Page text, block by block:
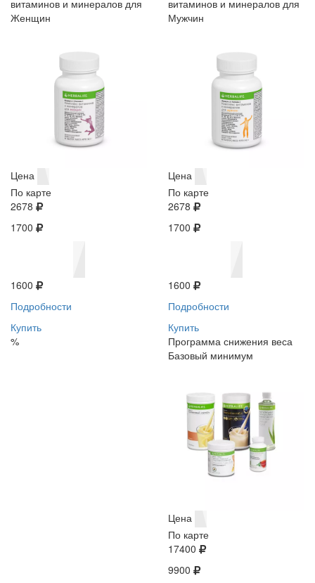
витаминов и минералов для
Женщин
Цена
По карте
2678
1700
1600
Подробности
Купить
%
витаминов и минералов для
Мужчин
Цена
По карте
2678
1700
1600
Подробности
Купить
Программа снижения веса
Базовый минимум
Цена
По карте
17400
9900